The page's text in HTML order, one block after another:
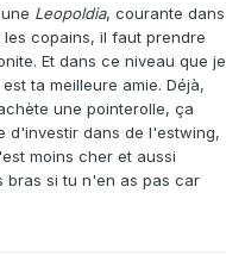
Leopoldia, courante dans
les copains, il faut prendre
Et dans ce niveau que je
ta meilleure amie. Déjà,
une pointerolle, ça
d'investir dans de l'estwing,
moins cher et aussi
bras si tu n'en as pas car